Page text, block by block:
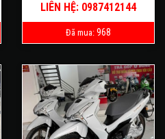
LIÊN HỆ: 0987412144
Đã mua: 968